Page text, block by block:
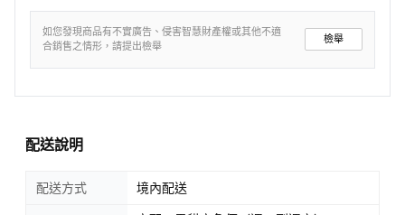
如您發現商品有不實廣告、侵害智慧財產權或其他不適
合銷售之情形，請提出檢舉
檢舉
配送說明
配送方式 境內配送